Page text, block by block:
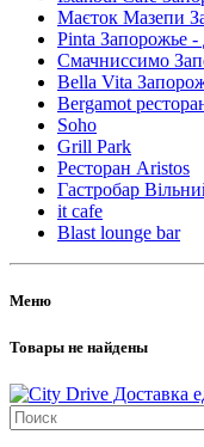
Маєток Мазепи
Pinta Запорожье
Смачниссимо
Bella Vita
Bergamot
Soho
Grill Park
Ресторан Aristos
Гастробар
it cafe
Blast lounge bar
Меню
Товары не найдены